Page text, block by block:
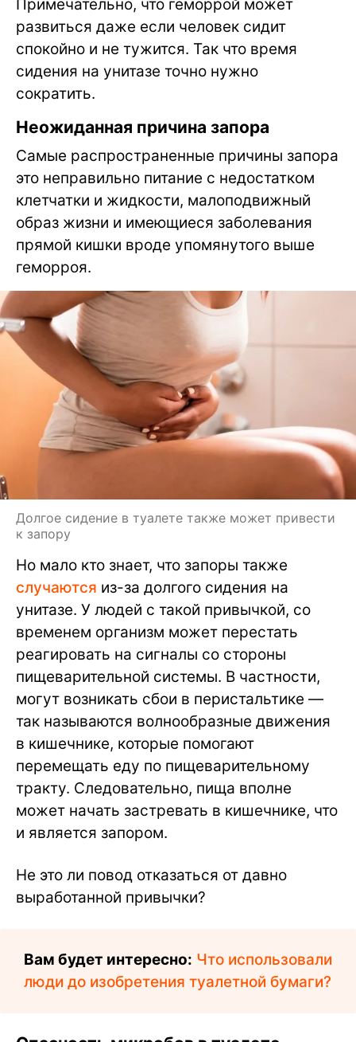
Примечательно, что геморрой может
развиться даже если человек сидит
спокойно и не тужится. Так что время
сидения на унитазе точно нужно
сократить.
Неожиданная причина запора
Самые распространенные причины запора
это неправильно питание с недостатком
клетчатки и жидкости, малоподвижный
образ жизни и имеющиеся заболевания
прямой кишки вроде упомянутого выше
геморроя.
Долгое сидение в туалете также может привести
к запору
Но мало кто знает, что запоры также
случаются из-за долгого сидения на
унитазе. У людей с такой привычкой, со
временем организм может перестать
реагировать на сигналы со стороны
пищеварительной системы. В частности,
могут возникать сбои в перистальтике —
так называются волнообразные движения
в кишечнике, которые помогают
перемещать еду по пищеварительному
тракту. Следовательно, пища вполне
может начать застревать в кишечнике, что
и является запором.
Не это ли повод отказаться от давно
выработанной привычки?
Вам будет интересно: Что использовали
люди до изобретения туалетной бумаги?